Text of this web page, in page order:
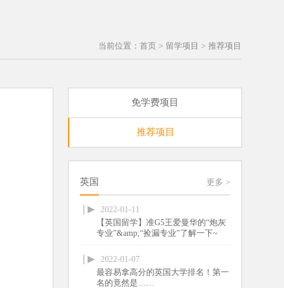
当前位置： 首页 > 留学项目 > 推荐项目
免学费项目
推荐项目
英国 更多 >
2022-01-11
【英国留学】准G5王爱曼华的“炮灰
专业”&amp;“捡漏专业”了解一下~
2022-01-07
最容易拿高分的英国大学排名！第一
名的竟然是……